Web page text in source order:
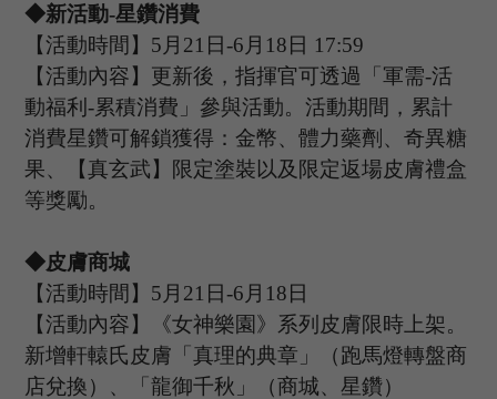
◆新活動-星鑽消費
【活動時間】 5 月 21 日-6 月 18日 17:59
【活動內容】更新後，指揮官可透過「軍需-活
動福利-累積消費」參與活動。活動期間，累計
消費星鑽可解鎖獲得：金幣、體力藥劑、奇異糖
果、【真玄武】限定塗裝以及限定返場皮膚禮盒
等獎勵。
◆皮膚商城
【活動時間】 5 月 21 日-6 月 18日
【活動內容】
《女神樂園》系列皮膚限時上架。
新增軒轅氏皮膚「真理的典章」（跑馬燈轉盤商
店兌換）、「龍御千秋」（商城、星鑽）